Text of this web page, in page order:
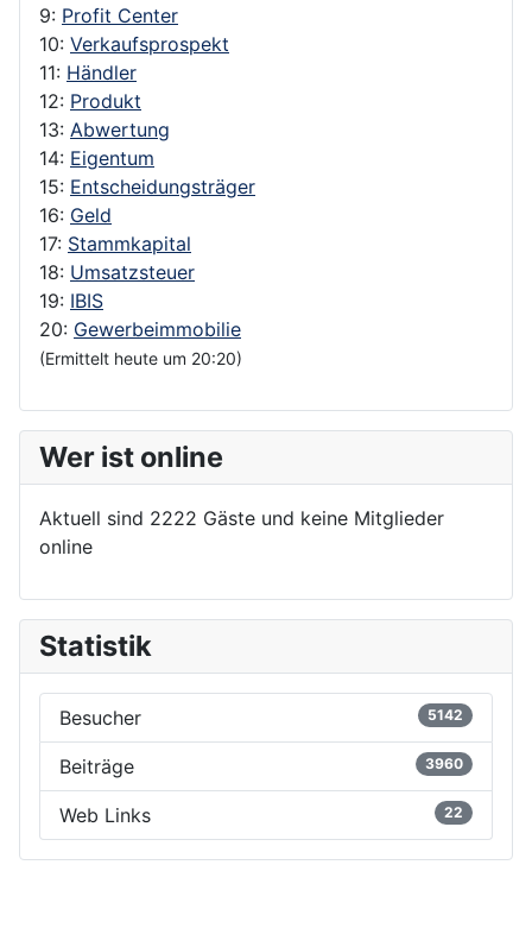
9: Profit Center
10: Verkaufsprospekt
11: Händler
12: Produkt
13: Abwertung
14: Eigentum
15: Entscheidungsträger
16: Geld
17: Stammkapital
18: Umsatzsteuer
19: IBIS
20: Gewerbeimmobilie
(Ermittelt heute um 20:20)
Wer ist online
Aktuell sind 2222 Gäste und keine Mitglieder
online
Statistik
Besucher 5142
Beiträge 3960
Web Links 22